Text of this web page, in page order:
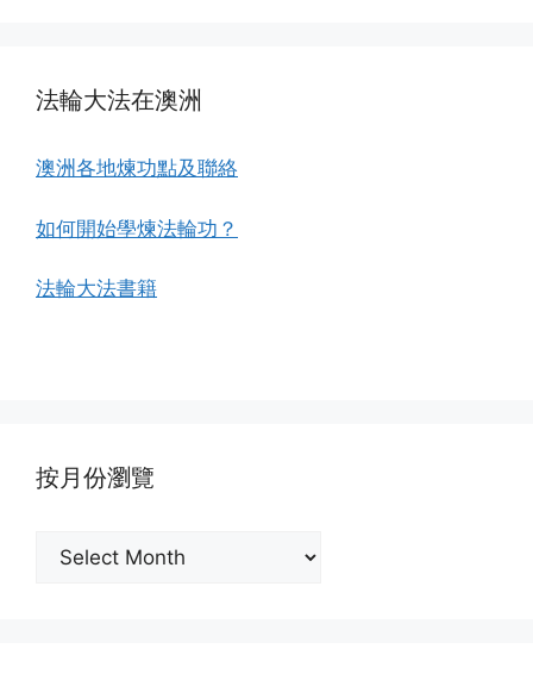
法輪大法在澳洲
澳洲各地煉功點及聯絡
如何開始學煉法輪功？
法輪大法書籍
按月份瀏覽